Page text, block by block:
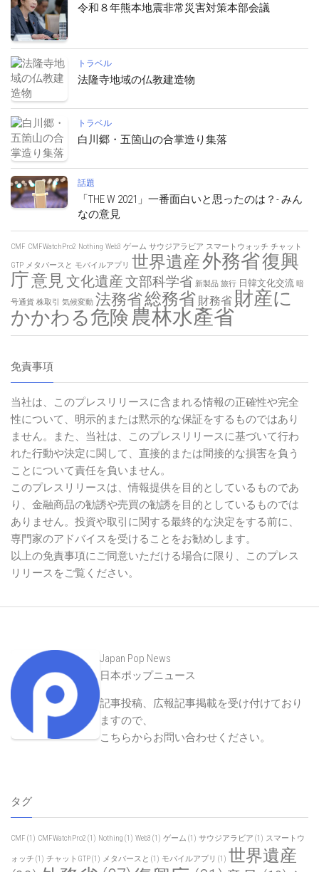
令和８年熊本地震非常災害対策本部会議
トラベル
法隆寺地域の仏教建造物
トラベル
白川郷・五箇山の合掌造り集落
話題
「THE W 2021」一番面白いと思ったのは？- みん
なの意見
CMF CMFWatchPro2 Nothing Web3 ゲーム サウジアラビア スマートウォッチ チャット
GTP メタバースと モバイルアプリ 世界遺産外務省復興
庁意見文化遺産文部科学省 新製品 旅行 日韓文化交流 暗
号通貨 株取引 気候変動 法務省総務省 財務省 財産に
かかわる危険農林水產省
免責事項
当社は、このプレスリリースに含まれる情報の正確性や完全
性について、明示的または黙示的な保証をするものではあり
ません。また、当社は、このプレスリリースに基づいて行わ
れた行動や決定に関して、直接的または間接的な損害を負う
ことについて責任を負いません。
このプレスリリースは、情報提供を目的としているものであ
り、金融商品の勧誘や売買の勧誘を目的としているものでは
ありません。投資や取引に関する最終的な決定をする前に、
専門家のアドバイスを受けることをお勧めします。
以上の免責事項にご同意いただける場合に限り、このプレス
リリースをご覧ください。
Japan Pop News
日本ポップニュース
記事投稿、広報記事掲載を受け付けており
ますので、
こちらからお問い合わせください。
タグ
CMF (1) CMFWatchPro2 (1) Nothing (1) Web3 (1) ゲーム (1) サウジアラビア (1) スマートウ
ォッチ (1) チャットGTP(1) メタバースと (1) モバイルアプリ (1) 世界遺産